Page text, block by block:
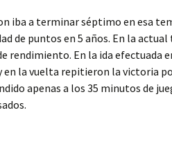
iba a terminar séptimo en esa
de puntos en 5 años. En la
rendimiento. En la ida efectuada
en la vuelta repitieron la victoria
apenas a los 35 minutos de